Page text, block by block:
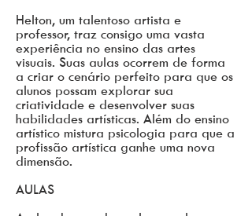
Helton, um talentoso artista e
professor, traz consigo uma vasta
experiência no ensino das artes
visuais. Suas aulas ocorrem de forma
a criar o cenário perfeito para que os
alunos possam explorar sua
criatividade e desenvolver suas
habilidades artísticas. Além do ensino
artístico mistura psicologia para que a
profissão artística ganhe uma nova
dimensão.
AULAS